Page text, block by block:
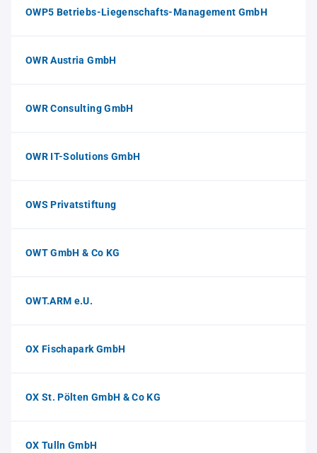
OWP5 Betriebs-Liegenschafts-Management GmbH
OWR Austria GmbH
OWR Consulting GmbH
OWR IT-Solutions GmbH
OWS Privatstiftung
OWT GmbH & Co KG
OWT.ARM e.U.
OX Fischapark GmbH
OX St. Pölten GmbH & Co KG
OX Tulln GmbH